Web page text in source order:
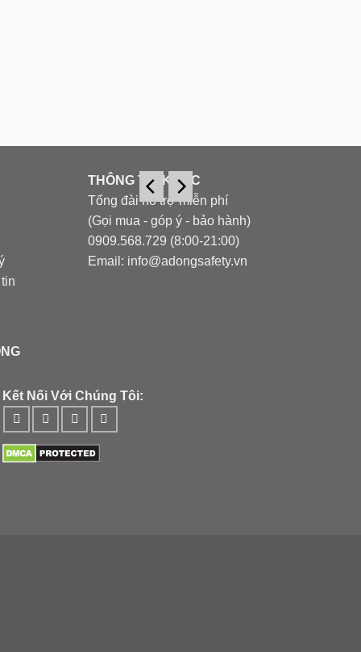
THÔNG TIN KHÁC
Tổng đài hỗ trợ miễn phí
(Gọi mua - góp ý - bảo hành)
0909.568.729 (8:00-21:00)
Email: info@adongsafety.vn
Kết Nối Với Chúng Tôi: